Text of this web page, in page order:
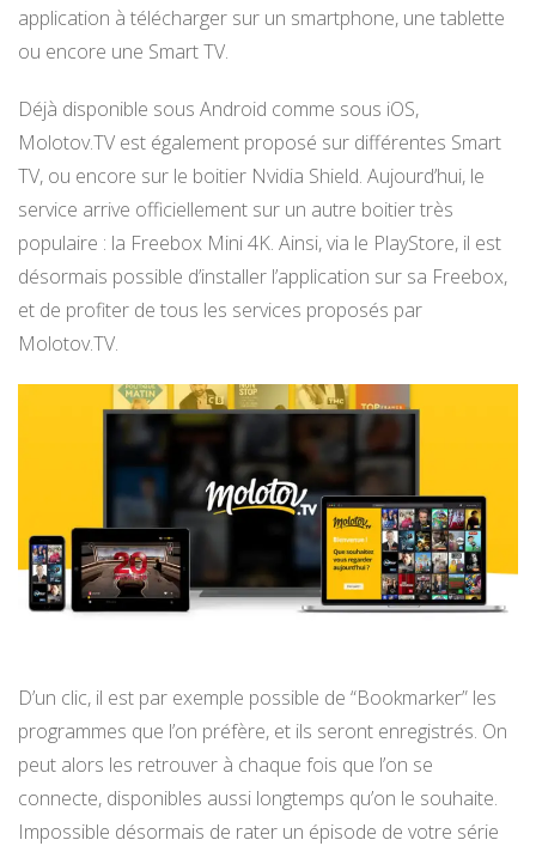
application à télécharger sur un smartphone, une tablette
ou encore une Smart TV.
Déjà disponible sous Android comme sous iOS,
Molotov.TV est également proposé sur différentes Smart
TV, ou encore sur le boitier Nvidia Shield. Aujourd’hui, le
service arrive officiellement sur un autre boitier très
populaire : la Freebox Mini 4K. Ainsi, via le PlayStore, il est
désormais possible d’installer l’application sur sa Freebox,
et de profiter de tous les services proposés par
Molotov.TV.
D’un clic, il est par exemple possible de “Bookmarker” les
programmes que l’on préfère, et ils seront enregistrés. On
peut alors les retrouver à chaque fois que l’on se
connecte, disponibles aussi longtemps qu’on le souhaite.
Impossible désormais de rater un épisode de votre série